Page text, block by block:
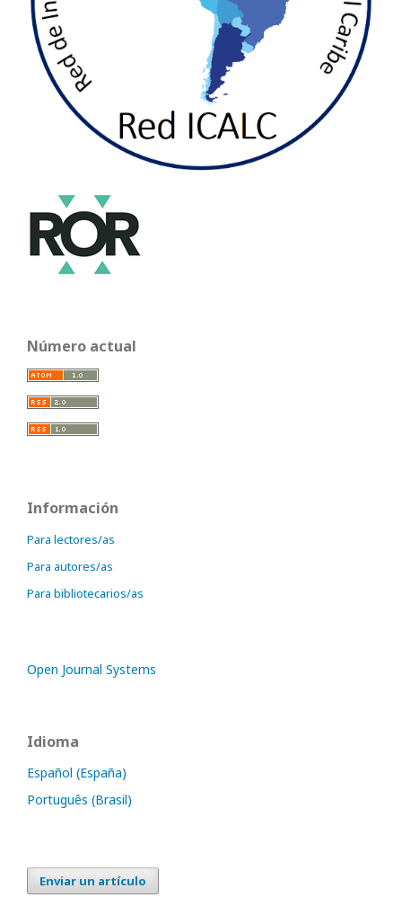
Número actual
Información
Para lectores/as
Para autores/as
Para bibliotecarios/as
Open Journal Systems
Idioma
Español (España)
Português (Brasil)
Enviar un artículo